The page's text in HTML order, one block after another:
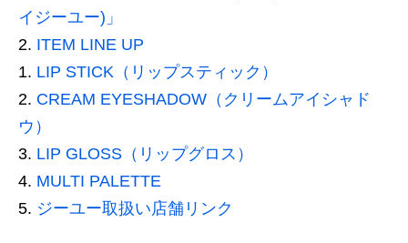
イジーユー)」
ITEM LINE UP
LIP STICK（リップスティック）
CREAM EYESHADOW（クリームアイシャド
ウ）
LIP GLOSS（リップグロス）
MULTI PALETTE
ジーユー取扱い店舗リンク